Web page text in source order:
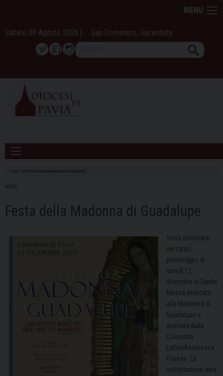
content
MENU
Sabato 08 Agosto 2026 San Domenico, Sacerdote
TwitterFacebook
Instagram
HOME FESTA DELLA MADONNA DI GUADALUPE
NEWS
Festa della Madonna di Guadalupe
Verrà celebrata
nel tardo
pomeriggio di
lunedì 12
dicembre la Santa
Messa dedicata
alla Madonna di
Guadalupe e
animata dalla
Comunità
LatinoAmericana
Pavese. La
celebrazione avrà